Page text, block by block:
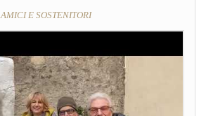
AMICI E SOSTENITORI